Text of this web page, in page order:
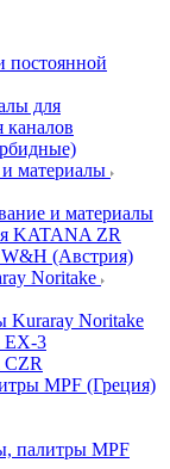
постоянной
для
каналов
и материалы
и материалы
KATANA ZR
W&H (Австрия)
Noritake
Kuraray Noritake
EX-3
CZR
MPF (Греция)
палитры MPF